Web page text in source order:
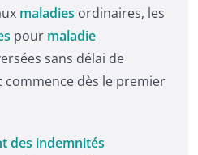
maladies ordinaires, les
pour maladie
sans délai de
commence dès le premier
des indemnités